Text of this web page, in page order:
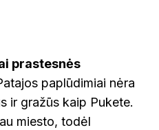
prastesnės
paplūdimiai nėra
ir gražūs kaip Pukete.
miesto, todėl